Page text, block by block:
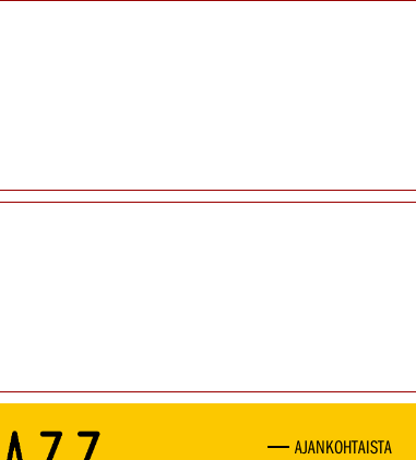
AJANKOHTAISTA